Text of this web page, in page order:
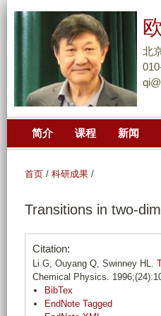
北
简介 课程 新闻
首页 / 科研成果 /
Transitions in two-
Citation:
Li G, Ouyang Q, Swinney HL.
Chemical Physics.
BibTex
EndNote Tagged